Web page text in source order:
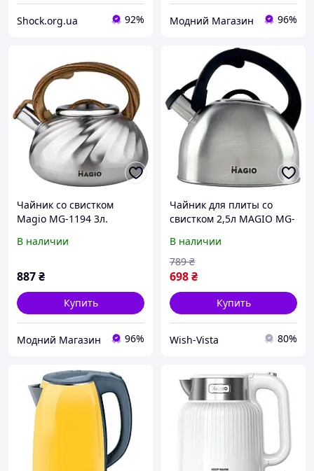
Shock.org.ua 92% Модний Магазин 96%
Чайник со свистком
Magio MG-1194 3л.
В наличии
887₴
Купить
Модний Магазин 96%
Чайник для плиты со
свистком 2,5л MAGIO MG-
В наличии
698₴
789 ₴
Купить
Wish-Vista 80%